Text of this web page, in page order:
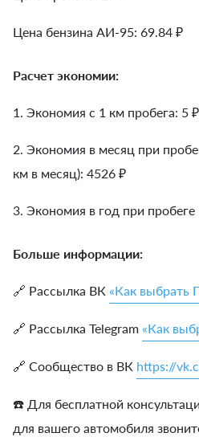
Цена бензина АИ-95: 69.84 ₽
Расчет экономии:
1. Экономия с 1 км пробега: 5 ₽
2. Экономия в месяц при
км в месяц): 4526 ₽
3. Экономия в год при
Больше информации:
🔗 Рассылка ВК «Как выбрать
🔗 Рассылка Telegram «Как
🔗 Сообщество в ВК https://
☎️ Для бесплатной
для вашего автомобиля